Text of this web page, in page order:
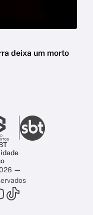
deixa um morto
—